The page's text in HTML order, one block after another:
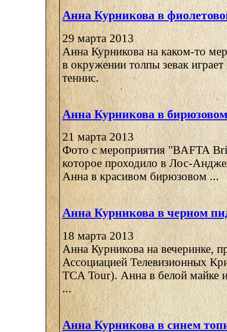
Анна Курникова в
29 марта 2013
Анна Курникова на каком-то
в окружении толпы зевак
теннис.
Анна Курникова в
21 марта 2013
Фото с мероприятия "BAFTA
которое проходило в Лос-
Анна в красивом бирюзовом ...
Анна Курникова в черном
18 марта 2013
Анна Курникова на вечеринке,
Ассоциацией Телевизионных
TCA Tour). Анна в белой майке
...
Анна Курникова в синем